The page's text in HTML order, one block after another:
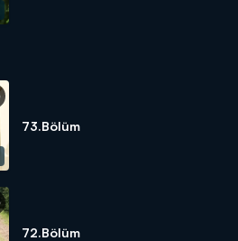
73.Bölüm
72.Bölüm